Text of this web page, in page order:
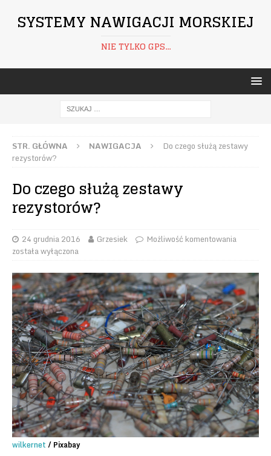
SYSTEMY NAWIGACJI MORSKIEJ
NIE TYLKO GPS...
STR. GŁÓWNA NAWIGACJA
Do czego służą zestawy
rezystorów?
Do czego służą zestawy
rezystorów?
24 grudnia 2016 Grzesiek
Możliwość komentowania
została wyłączona
wilkernet / Pixabay